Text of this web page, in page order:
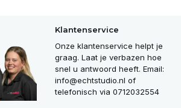
Klantenservice
Onze klantenservice helpt je
graag. Laat je verbazen hoe
snel u antwoord heeft. Email:
info@echtstudio.nl of
telefonisch via 0712032554